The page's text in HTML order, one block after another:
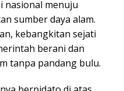
nasional menuju
sumber daya alam.
kebangkitan sejati
berani dan
tanpa pandang bulu.